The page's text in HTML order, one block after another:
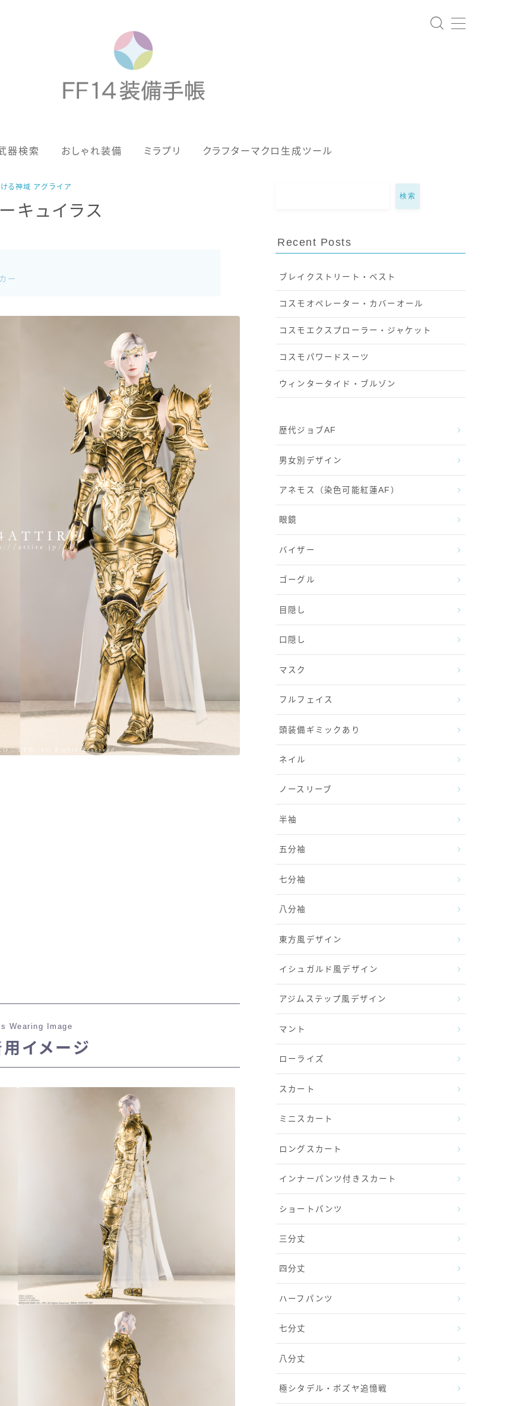
器検索 おしゃれ装備 ミラプリ クラフターマクロ生成ツール
男女別デザイン
アネモス（染色可能紅蓮AF）
マスク
フルフェイス
頭装備ギミックあり
ノースリーブ
東方風デザイン
イシュガルド風デザイン
インナーパンツ付きスカート
ショートパンツ
極シタデル・ボズヤ追憶戦
る神域 アグライア
キュイラス
ー
Wearing Image
イメージ
検索
Recent Posts
ブレイクストリート・ベスト
コスモオペレーター・カバーオール
コスモエクスプローラー・ジャケット
コスモパワードスーツ
ウィンタータイド・ブルゾン
歴代ジョブAF
男女別デザイン
アネモス（染色可能紅蓮AF）
眼鏡
バイザー
ゴーグル
目隠し
口隠し
マスク
フルフェイス
頭装備ギミックあり
ネイル
ノースリーブ
半袖
五分袖
七分袖
八分袖
東方風デザイン
イシュガルド風デザイン
アジムステップ風デザイン
マント
ローライズ
スカート
ミニスカート
ロングスカート
インナーパンツ付きスカート
ショートパンツ
三分丈
四分丈
ハーフパンツ
七分丈
八分丈
極シタデル・ボズヤ追憶戦